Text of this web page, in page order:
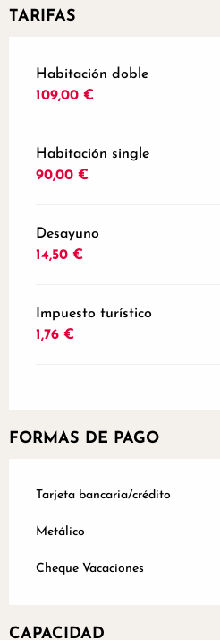
TARIFAS
Tarifas 2026
Habitación doble
109,00 €
Habitación single
90,00 €
Desayuno
14,50 €
Impuesto turístico
1,76 €
FORMAS DE PAGO
Tarjeta bancaria/crédito
Metálico
Cheque Vacaciones
CAPACIDAD